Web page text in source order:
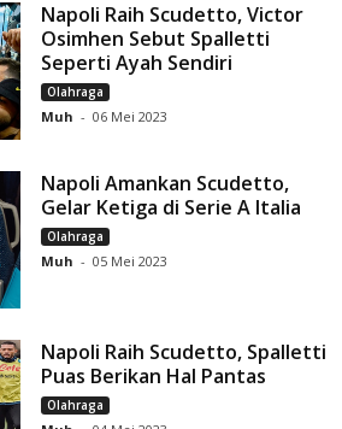
Napoli Raih Scudetto, Victor
Osimhen Sebut Spalletti
Seperti Ayah Sendiri
Olahraga
Muh - 06 Mei 2023
Napoli Amankan Scudetto,
Gelar Ketiga di Serie A Italia
Olahraga
Muh - 05 Mei 2023
Napoli Raih Scudetto, Spalletti
Puas Berikan Hal Pantas
Olahraga